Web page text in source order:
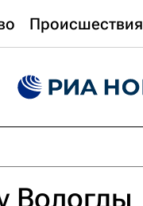
Происшествия
Вологды